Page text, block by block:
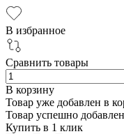
В избранное
Сравнить товары
В корзину
Товар уже добавлен в
Товар успешно
Купить в 1 клик